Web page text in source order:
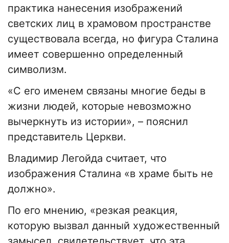
практика нанесения изображений
светских лиц в храмовом пространстве
существовала всегда, но фигура Сталина
имеет совершенно определенный
символизм.
«С его именем связаны многие беды в
жизни людей, которые невозможно
вычеркнуть из истории», – пояснил
представитель Церкви.
Владимир Легойда считает, что
изображения Сталина «в храме быть не
должно».
По его мнению, «резкая реакция,
которую вызвал данный художественный